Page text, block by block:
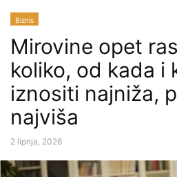
Biznis
Mirovine opet
koliko, od kada i
iznositi najniža,
najviša
2 lipnja, 2026